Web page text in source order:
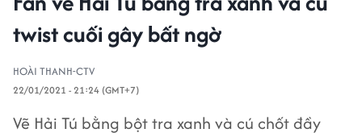
twist cuối gây bất ngờ
HOÀI THANH-CTV
22/01/2021 - 21:24 (GMT+7)
Vẽ Hải Tú bằng bột tra xanh và cú chốt đầy